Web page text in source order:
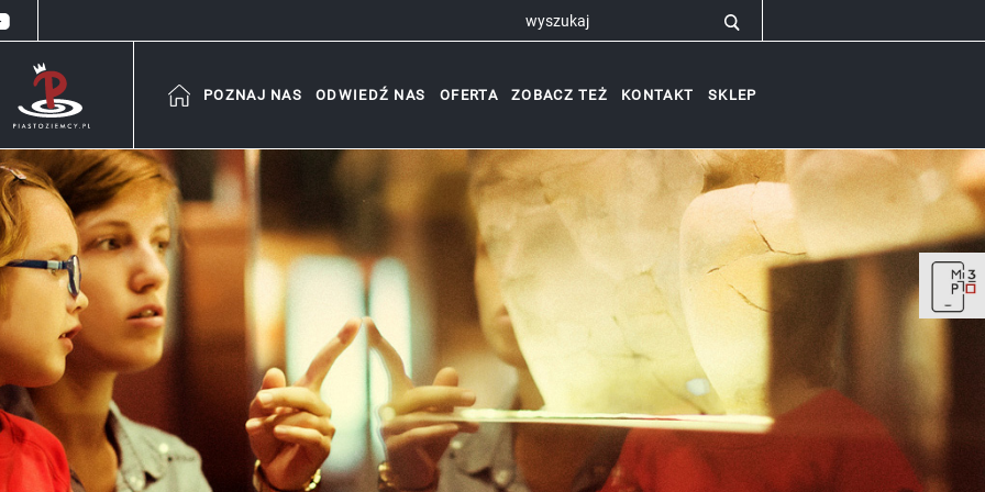
POZNAJ NAS ODWIEDŹ NAS OFERTA ZOBACZ TEŻ KONTAKT SKLEP